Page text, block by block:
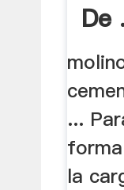
De
...
la